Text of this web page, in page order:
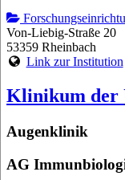
Von-Liebig-Straße 20
53359 Rheinbach
Link zur Institution
Klinikum der
Augenklinik
AG